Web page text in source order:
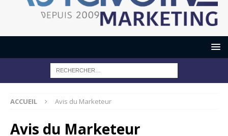
ACCUEIL Avis du Marketeur
Avis du Marketeur